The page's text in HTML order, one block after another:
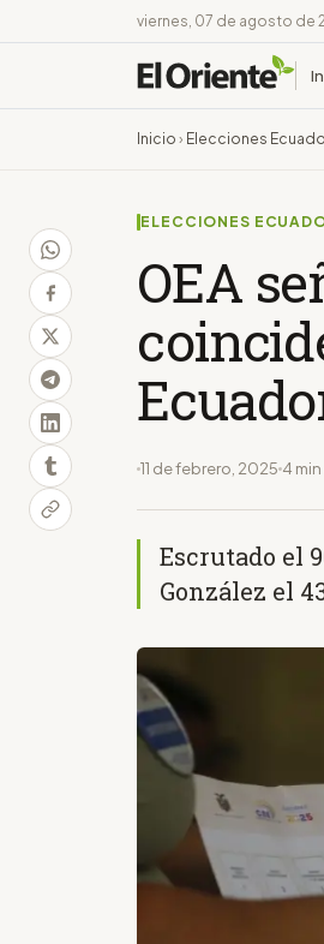
viernes, 07 de agosto de
Inicio › Elecciones
ELECCIONES
OEA
11 de febrero, 2025 4
Escrutado el
González el